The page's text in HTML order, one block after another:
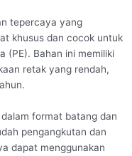
tepercaya yang
khusus dan cocok untuk
(PE). Bahan ini memiliki
retak yang rendah,
format batang dan
pengangkutan dan
dapat menggunakan